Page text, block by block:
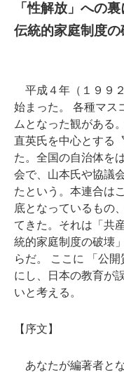
「性解放」への
伝統的家庭制度の
平成４年（１９９
始まった。 各種マス
ムとなった観がある
直英氏を中心とする
た。全国の自治体を
会で、山本氏や協議
たという。本連合は
底となっているもの
てきた。それは「共
統的家庭制度の破壊
らだ。 ここに 「公
にし、日本の教育が
いと考える。
【序文】
あなたが編著者と